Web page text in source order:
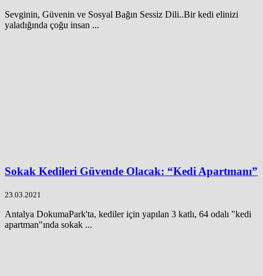
Sevginin, Güvenin ve Sosyal Bağın Sessiz Dili..Bir kedi elinizi
yaladığında çoğu insan ...
Sokak Kedileri Güvende Olacak: “Kedi Apartmanı”
23.03.2021
Antalya DokumaPark'ta, kediler için yapılan 3 katlı, 64 odalı "kedi
apartman"ında sokak ...